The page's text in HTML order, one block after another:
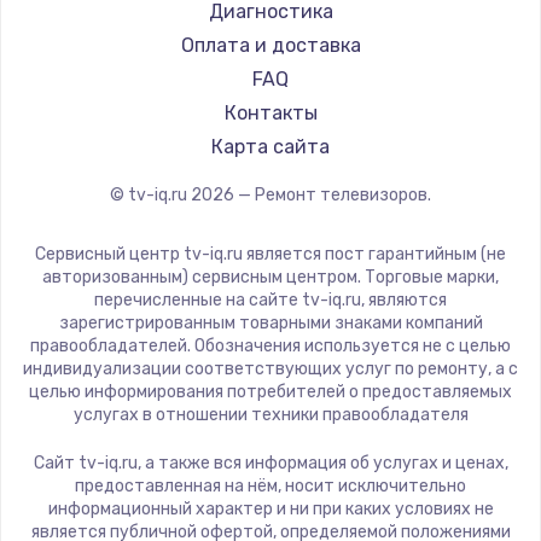
Замена видеокарты
1600 руб.
Заказать
Ремонт разъема питания
880 руб.
Заказать
Замена видеочипа
2745 руб.
Заказать
2600 руб.
Заказать
Hyundai
Doffler
Hiper
Grundig
HITACHI
Yandex
National
iFFALCON
Tuvio
Nord
BenQ
Диагностика
Оплата и доставка
FAQ
Контакты
Карта сайта
© tv-iq.ru 2026 — Ремонт телевизоров.
Сервисный центр tv-iq.ru является пост гарантийным (не
авторизованным) сервисным центром. Торговые марки,
перечисленные на сайте tv-iq.ru, являются
зарегистрированным товарными знаками компаний
правообладателей. Обозначения используется не с целью
индивидуализации соответствующих услуг по ремонту, а с
целью информирования потребителей о предоставляемых
услугах в отношении техники правообладателя
Сайт tv-iq.ru, а также вся информация об услугах и ценах,
предоставленная на нём, носит исключительно
информационный характер и ни при каких условиях не
является публичной офертой, определяемой положениями